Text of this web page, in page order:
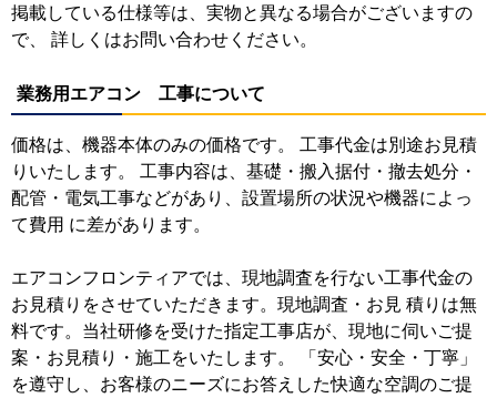
掲載している仕様等は、実物と異なる場合がございますの
で、 詳しくはお問い合わせください。
業務用エアコン 工事について
価格は、機器本体のみの価格です。 工事代金は別途お見積
りいたします。 工事内容は、基礎・搬入据付・撤去処分・
配管・電気工事などがあり、設置場所の状況や機器によっ
て費用 に差があります。
エアコンフロンティアでは、現地調査を行ない工事代金の
お見積りをさせていただきます。現地調査・お見 積りは無
料です。当社研修を受けた指定工事店が、現地に伺いご提
案・お見積り・施工をいたします。 「安心・安全・丁寧」
を遵守し、お客様のニーズにお答えした快適な空調のご提